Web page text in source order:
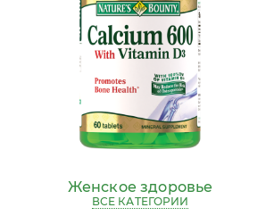
Женское здоровье
ВСЕ КАТЕГОРИИ